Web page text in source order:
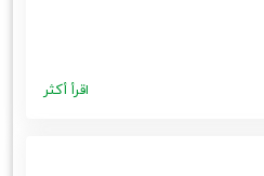
اقرأ أكثر